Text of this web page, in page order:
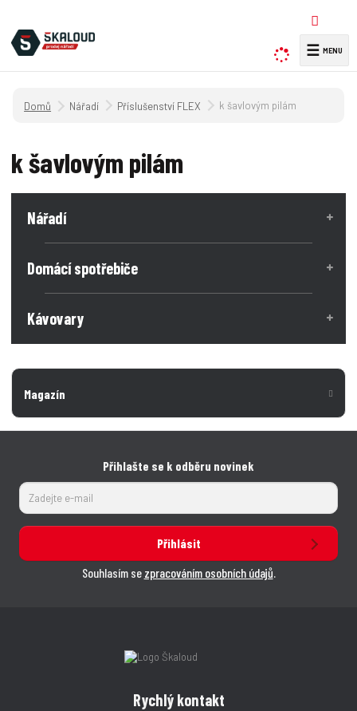
y
l
☰
Úvodní strana
Nářadí Příslušenství FLEX k šavlovým pilám
k šavlovým pilám
Nářadí
Domácí spotřebiče
Kávovary
Magazín
Přihlašte se k odběru novinek
Přihlásit
Souhlasím se zpracováním osobních údajů.
Rychlý kontakt